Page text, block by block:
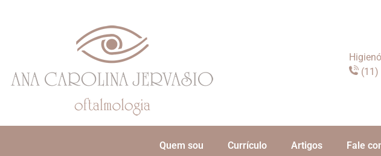
Quem sou Currículo Artigos Fale